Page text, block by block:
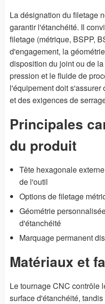
La désignation du filetage
garantir l'étanchéité. Il
filetage (métrique, BSPP,
d'engagement, la
disposition du joint ou de
pression et le fluide de
l'équipement doit
et des exigences de
Principales
du produit
Tête hexagonale
de l'outil
Options de filetage
Géométrie
d'étanchéité
Marquage permanent
Matériaux et
Le tournage CNC contrôle
surface d'étanchéité,